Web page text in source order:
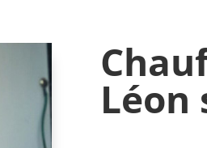
Léon